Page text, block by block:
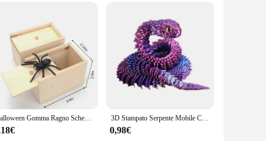
for vendors and suppliers looking to offer unique and
the blend of style and substance.
Halloween Gomma Ragno Scherzo Scatola di legno Giocattoli per bambini Falsa lingua Serpente Pollice Lampada Espulsione Scatola di caramelle Bambini Giocattoli divertenti Regalo 3D Stampato Serpente Mobile Comune Agitarsi Giocattolo Figurine Simulazione Serpente Ufficio Desktop Ornamento 2025 Regali di Capodanno Artigianato Regalo
0,98€